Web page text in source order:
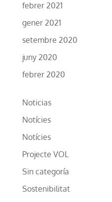
febrer 2021
gener 2021
setembre 2020
juny 2020
febrer 2020
Noticias
Notícies
Notícies
Projecte VOL
Sin categoría
Sostenibilitat